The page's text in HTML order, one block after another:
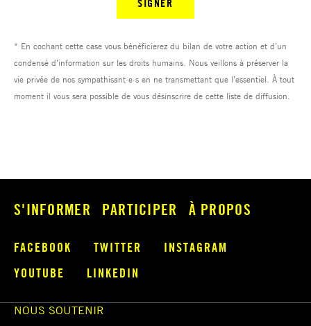
S'INFORMER PARTICIPER À PROPOS
FACEBOOK TWITTER
INSTAGRAM
YOUTUBE
LINKEDIN
NOUS SOUTENIR